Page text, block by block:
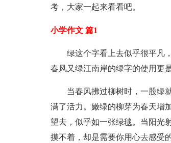
考，大家一起来看看吧。
小学作文 篇1
绿这个字看上去似乎很平凡
春风又绿江南岸的绿字的使用更
当春风拂过柳树时，一股绿
满了活力。嫩绿的柳芽为春天增
望去，似乎如一张绿毯。当阳光
摸不着，却是需要你用心去感受的